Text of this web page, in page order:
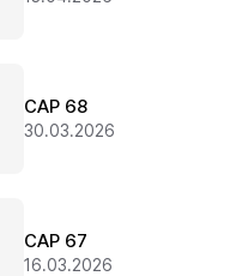
CAP 68
30.03.2026
CAP 67
16.03.2026